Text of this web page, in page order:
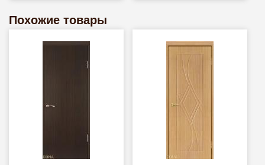
Похожие товары